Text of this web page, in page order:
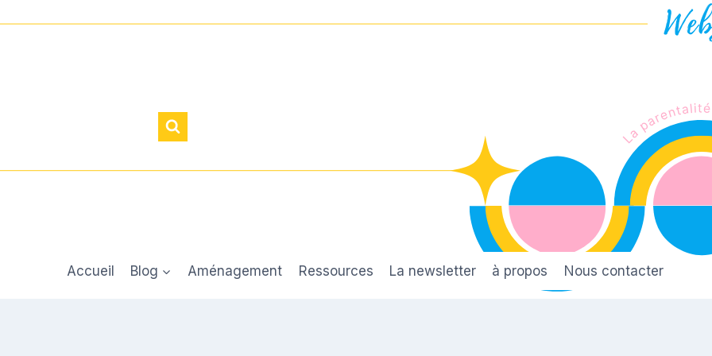
Accueil Blog Aménagement Ressources La newsletter à propos Nous contacter